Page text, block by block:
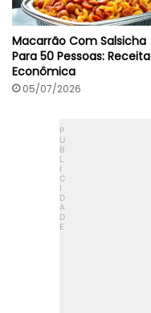
Macarrão Com Salsicha
Para 50 Pessoas: Receita
Econômica
05/07/2026